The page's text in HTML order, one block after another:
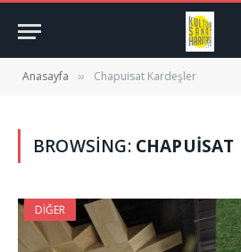
Anasayfa » Chapuisat Kardeşler
BROWSING: CHAPUISAT
DIĞER